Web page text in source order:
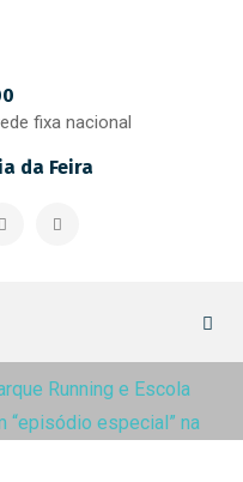
fixa nacional
da Feira
Running e Escola
“episódio especial” na